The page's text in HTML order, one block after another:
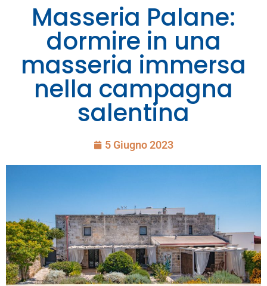
Masseria Palane:
dormire in una
masseria immersa
nella campagna
salentina
5 Giugno 2023